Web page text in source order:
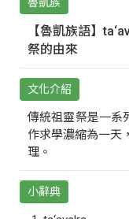
【魯凱族語】
祭的由來
文化介紹
傳統祖靈祭是一系
作求學濃縮為一天
理。
小辭典